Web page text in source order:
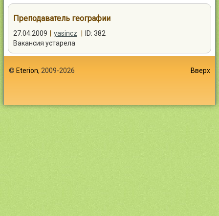
Контакты
Преподаватель географии
27.04.2009 yasincz
ID: 382
Вакансия устарела
© Eterion, 2009-2026 Вверх